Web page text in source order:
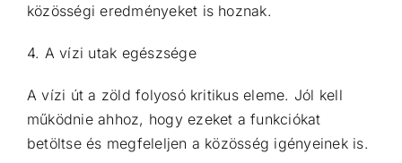
közösségi eredményeket is hoznak.
4. A vízi utak egészsége
A vízi út a zöld folyosó kritikus eleme. Jól kell
működnie ahhoz, hogy ezeket a funkciókat
betöltse és megfeleljen a közösség igényeinek is.